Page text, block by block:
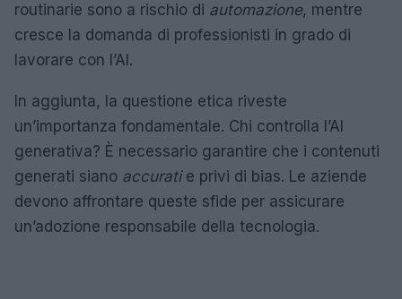
routinarie sono a rischio di automazione, mentre
cresce la domanda di professionisti in grado di
lavorare con l’AI.
In aggiunta, la questione etica riveste
un’importanza fondamentale. Chi controlla l’AI
generativa? È necessario garantire che i contenuti
generati siano accuratie privi di bias. Le aziende
devono affrontare queste sfide per assicurare
un’adozione responsabile della tecnologia.